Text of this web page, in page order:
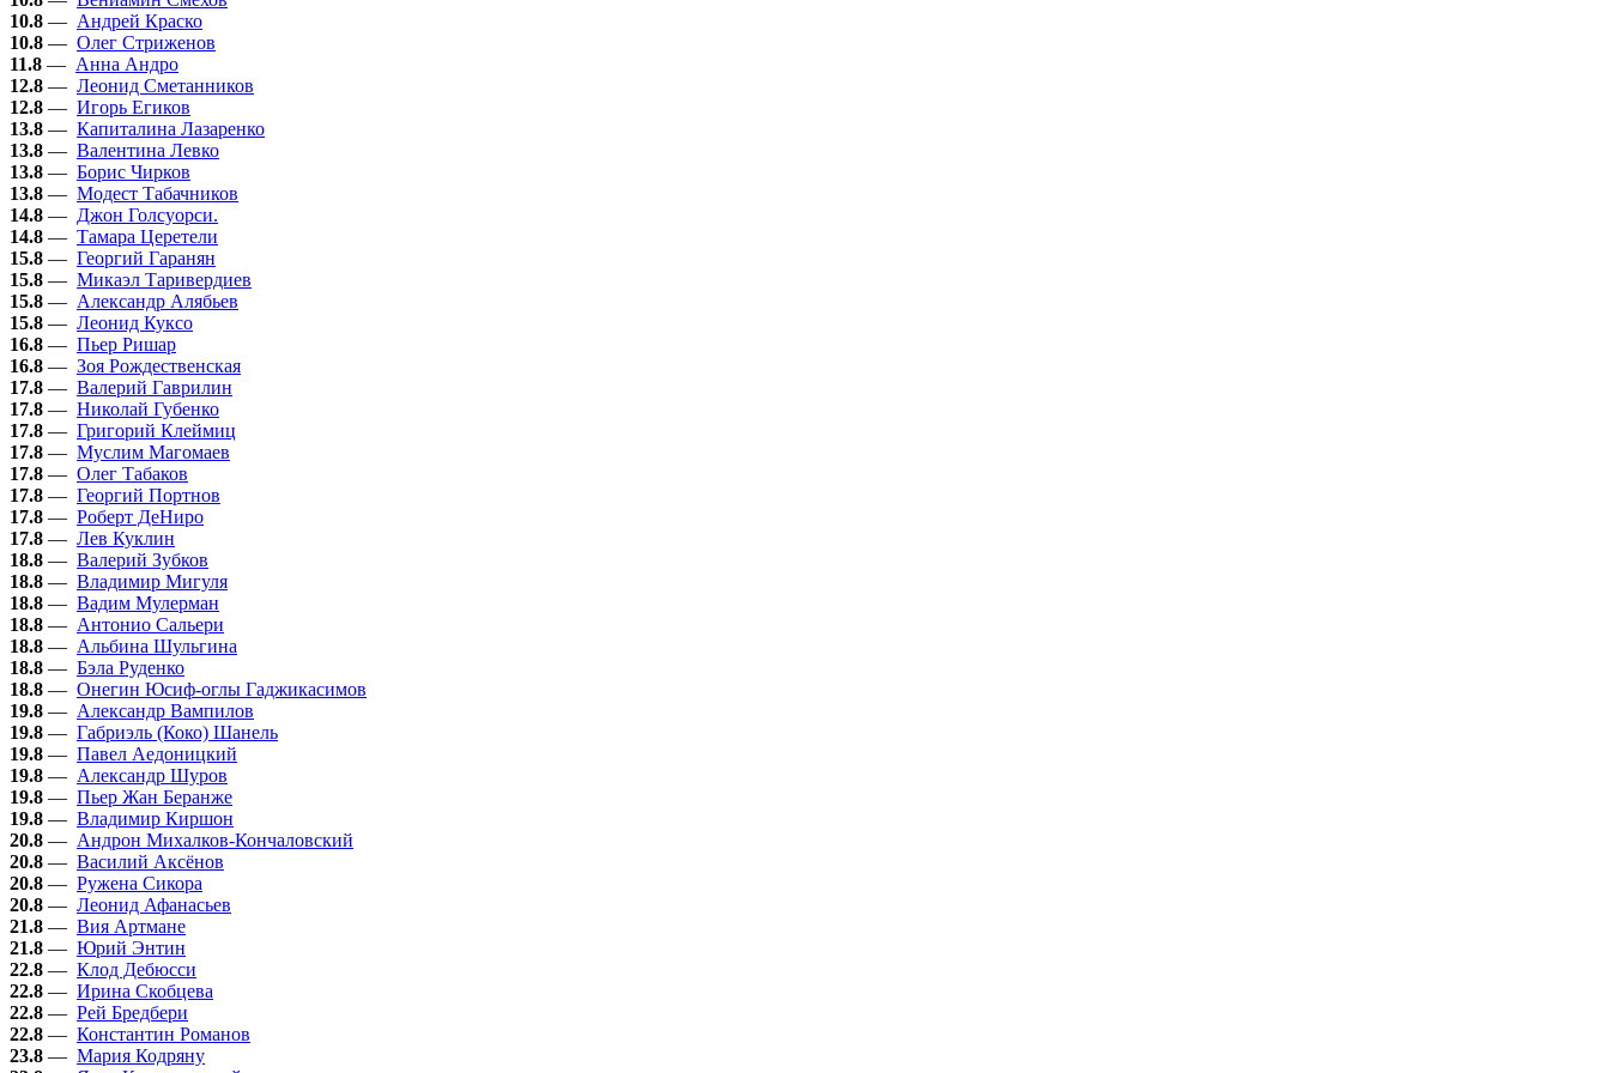
10.8 — Андрей Краско
10.8 — Олег Стриженов
11.8 — Анна Андро
12.8 — Леонид Сметанников
12.8 — Игорь Егиков
13.8 — Капиталина Лазаренко
13.8 — Валентина Левко
13.8 — Борис Чирков
13.8 — Модест Табачников
14.8 — Джон Голсуорси.
14.8 — Тамара Церетели
15.8 — Георгий Гаранян
15.8 — Микаэл Таривердиев
15.8 — Александр Алябьев
15.8 — Леонид Куксо
16.8 — Пьер Ришар
16.8 — Зоя Рождественская
17.8 — Валерий Гаврилин
17.8 — Николай Губенко
17.8 — Григорий Клеймиц
17.8 — Муслим Магомаев
17.8 — Олег Табаков
17.8 — Георгий Портнов
17.8 — Роберт ДеНиро
17.8 — Лев Куклин
18.8 — Валерий Зубков
18.8 — Владимир Мигуля
18.8 — Вадим Мулерман
18.8 — Антонио Сальери
18.8 — Альбина Шульгина
18.8 — Бэла Руденко
18.8 — Онегин Юсиф-оглы Гаджикасимов
19.8 — Александр Вампилов
19.8 — Габриэль (Коко) Шанель
19.8 — Павел Аедоницкий
19.8 — Александр Шуров
19.8 — Пьер Жан Беранже
19.8 — Владимир Киршон
20.8 — Андрон Михалков-Кончаловский
20.8 — Василий Аксёнов
20.8 — Ружена Сикора
20.8 — Леонид Афанасьев
21.8 — Вия Артмане
21.8 — Юрий Энтин
22.8 — Клод Дебюсси
22.8 — Ирина Скобцева
22.8 — Рей Бредбери
22.8 — Константин Романов
23.8 — Мария Кодряну